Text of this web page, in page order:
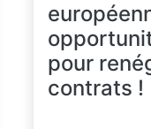
pour
contrats !